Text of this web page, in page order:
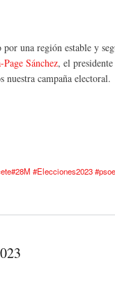
por una región estable y
Sánchez, el
nuestra campaña electoral.
#Elecciones2023